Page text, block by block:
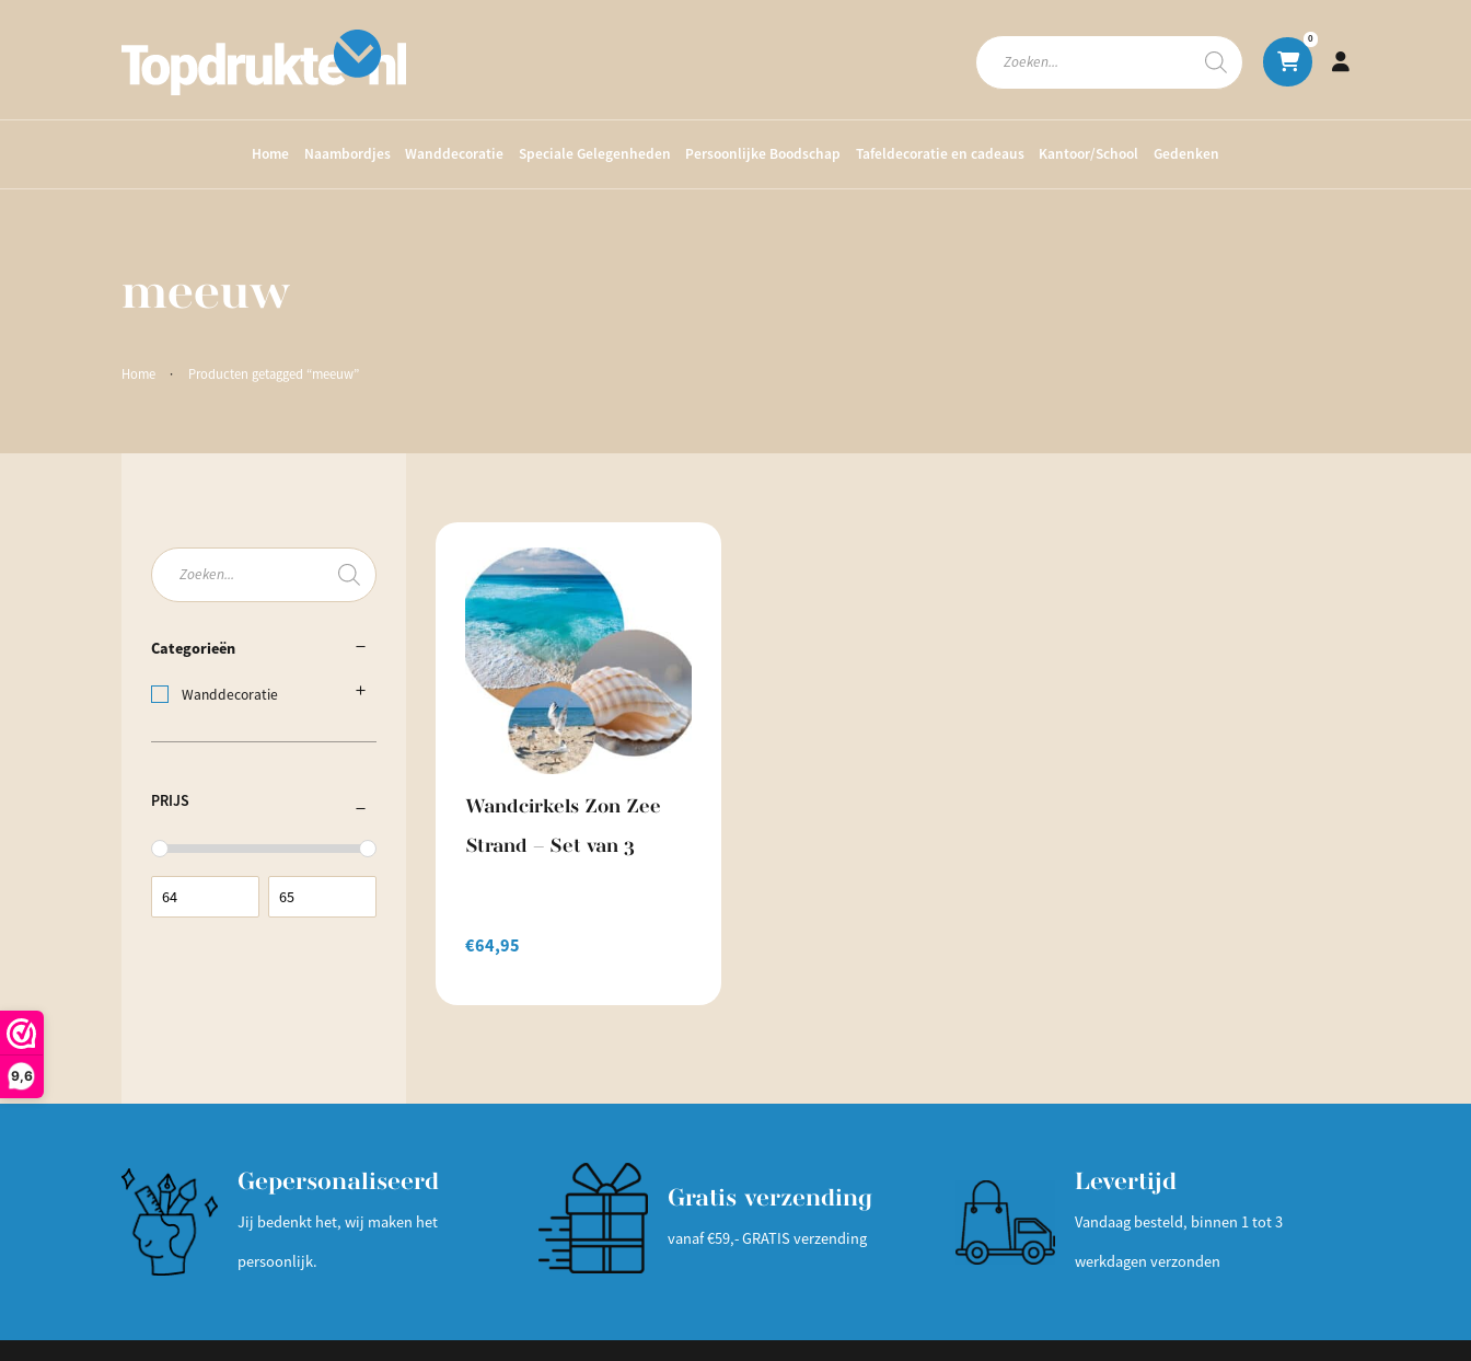
9,6
Producten
zoeken
0
Home Naambordjes Wanddecoratie Speciale Gelegenheden Persoonlijke Boodschap Tafeldecoratie en cadeaus Kantoor/School Gedenken
meeuw
Home · Producten getagged “meeuw”
Producten
zoeken
Categorieën
Wanddecoratie
PRIJS
Wandcirkels Zon Zee
Strand – Set van 3
€64,95
Gepersonaliseerd
Jij bedenkt het, wij maken het
persoonlijk.
Gratis verzending
vanaf €59,- GRATIS verzending
Levertijd
Vandaag besteld, binnen 1 tot 3
werkdagen verzonden